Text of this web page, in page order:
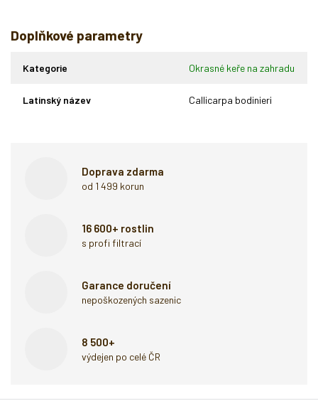
Doplňkové parametry
Kategorie Okrasné keře na zahradu
Latinský název Callicarpa bodinieri
Doprava zdarma
od 1 499 korun
16 600+ rostlin
s profi filtrací
Garance doručení
nepoškozených sazenic
8 500+
výdejen po celé ČR